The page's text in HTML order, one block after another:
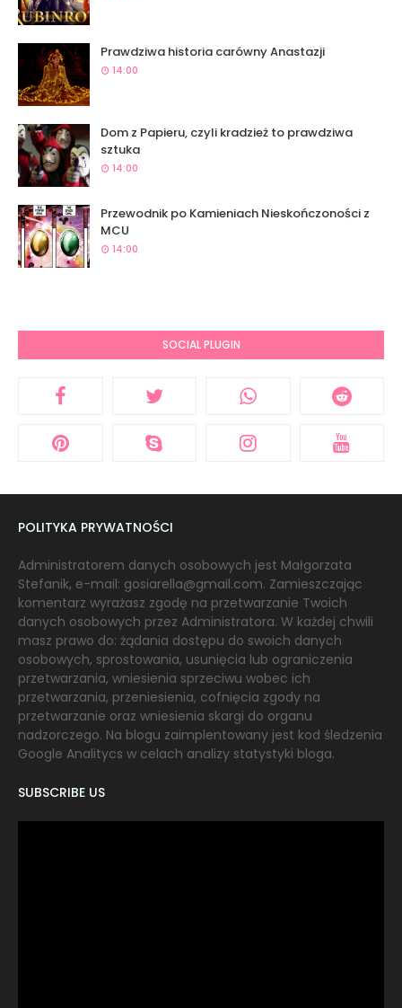
Prawdziwa historia carówny Anastazji
14:00
Dom z Papieru, czyli kradzież to prawdziwa
sztuka
14:00
Przewodnik po Kamieniach Nieskończoności z
MCU
14:00
SOCIAL PLUGIN
POLITYKA PRYWATNOŚCI
Administratorem danych osobowych jest Małgorzata
Stefanik, e-mail: gosiarella@gmail.com. Zamieszczając
komentarz wyrażasz zgodę na przetwarzanie Twoich
danych osobowych przez Administratora. W każdej chwili
masz prawo do: żądania dostępu do swoich danych
osobowych, sprostowania, usunięcia lub ograniczenia
przetwarzania, wniesienia sprzeciwu wobec ich
przetwarzania, przeniesienia, cofnięcia zgody na
przetwarzanie oraz wniesienia skargi do organu
nadzorczego. Na blogu zaimplentowany jest kod śledzenia
Google Analitycs w celach analizy statystyki bloga.
SUBSCRIBE US